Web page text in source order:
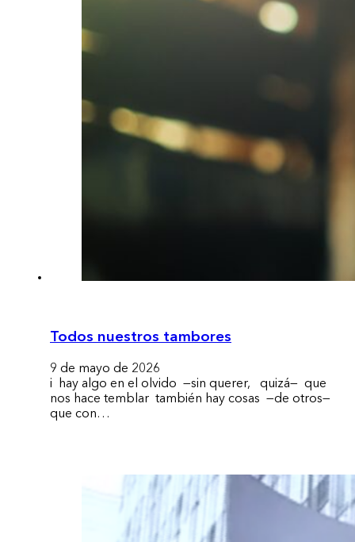
Todos nuestros tambores
9 de mayo de 2026
i hay algo en el olvido —sin querer, quizá— que
nos hace temblar también hay cosas —de otros—
que con…